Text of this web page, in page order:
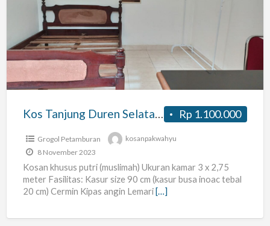
Tanjung
Selatan
–
Khusus
Muslimah
Rp 1.100.000
Kos Tanjung Duren Selatan – Khusus Muslimah
Grogol Petamburan
kosanpakwahyu
8 November 2023
Kosan khusus putri (muslimah) Ukuran kamar 3 x 2,75
meter Fasilitas: Kasur size 90 cm (kasur busa inoac tebal
20 cm) Cermin Kipas angin Lemari […]